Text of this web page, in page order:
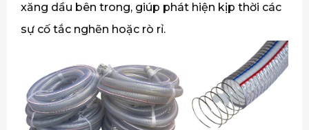
xăng dầu bên trong, giúp phát hiện kịp thời các
sự cố tắc nghẽn hoặc rò rỉ.